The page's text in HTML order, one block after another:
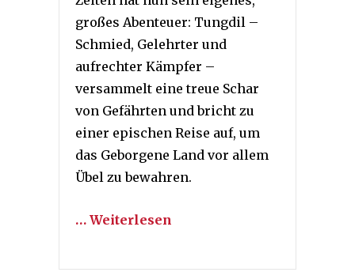
großes Abenteuer: Tungdil –
Schmied, Gelehrter und
aufrechter Kämpfer –
versammelt eine treue Schar
von Gefährten und bricht zu
einer epischen Reise auf, um
das Geborgene Land vor allem
Übel zu bewahren.
… Weiterlesen